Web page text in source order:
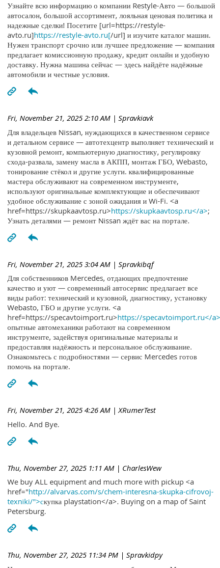
Узнайте всю информацию о компании Restyle-Авто — большой
автосалон, большой ассортимент, лояльная ценовая политика и
надежные сделки! Посетите [url=https://restyle-
avto.ru]https://restyle-avto.ru[/url] и изучите каталог машин.
Нужен транспорт срочно или лучшее предложение — компания
предлагает комиссионную продажу, кредит онлайн и удобную
доставку. Нужна машина сейчас — здесь найдёте надёжные
автомобили и честные условия.
Fri, November 21, 2025 2:10 AM | Spravkiavk
Для владельцев Nissan, нуждающихся в качественном сервисе
и детальном сервисе — автотехцентр выполняет технический и
кузовной ремонт, компьютерную диагностику, регулировку
схода-развала, замену масла в АКПП, монтаж ГБО, Webasto,
тонирование стёкол и другие услуги. квалифицированные
мастера обслуживают на современном инструменте,
используют оригинальные комплектующие и обеспечивают
удобное обслуживание с зоной ожидания и Wi-Fi. <a
href=https://skupkaavtosp.ru>https://skupkaavtosp.ru</a>;
Узнать деталями — ремонт Nissan ждёт вас на портале.
Fri, November 21, 2025 3:04 AM | Spravkibqf
Для собственников Mercedes, отдающих предпочтение
качество и уют — современный автосервис предлагает все
виды работ: технический и кузовной, диагностику, установку
Webasto, ГБО и другие услуги. <a
href=https://specavtoimport.ru>https://specavtoimport.ru</a>
опытные автомеханики работают на современном
инструменте, задействуя оригинальные материалы и
предоставляя надёжность и персональное обслуживание.
Ознакомьтесь с подробностями — сервис Mercedes готов
помочь на портале.
Fri, November 21, 2025 4:26 AM | XRumerTest
Hello. And Bye.
Thu, November 27, 2025 1:11 AM | CharlesWew
We buy ALL equipment and much more with pickup <a
href="http://alvarvas.com/s/chem-interesna-skupka-cifrovoj-
texniki/">скупка playstation</a>. Buying on a map of Saint
Petersburg.
Thu, November 27, 2025 11:34 PM | Spravkidpy